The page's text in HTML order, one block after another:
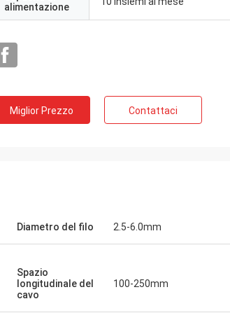
alimentazione
Miglior Prezzo Contattaci
Diametro del filo 2.5-6.0mm
Spazio
longitudinale del
cavo
100-250mm